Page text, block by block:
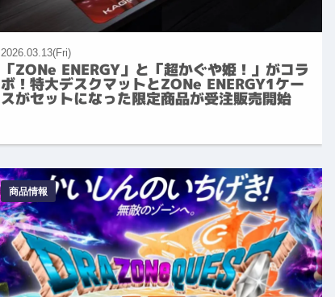
2026.03.13(Fri)
「ZONe ENERGY」と「超かぐや姫！」がコラ
ボ！特大デスクマットとZONe ENERGY1ケー
スがセットになった限定商品が受注販売開始
商品情報